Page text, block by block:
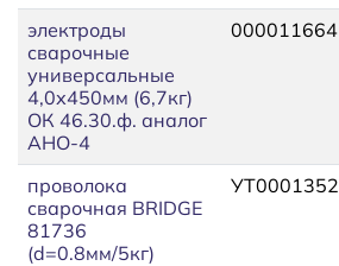
электроды
сварочные
универсальные
4,0х450мм (6,7кг)
ОК 46.30.ф. аналог
АНО-4
000011664
проволока
сварочная BRIDGE
81736
(d=0.8мм/5кг)
УТ0001352